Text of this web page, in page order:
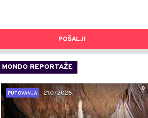
POŠALJI
MONDO REPORTAŽE
0
PUTOVANJA
21.07.2026.